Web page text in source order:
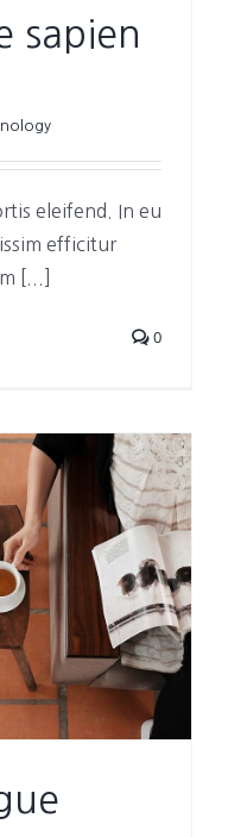
sapien
eleifend. In eu
efficitur
[...]
0